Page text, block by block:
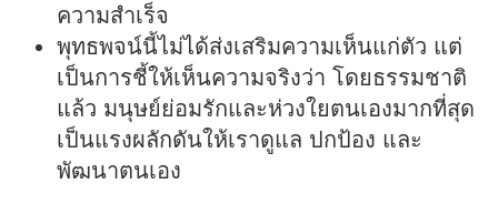
ความสำเร็จ
พุทธพจน์นี้ไม่ได้ส่งเสริมความเห็นแก่ตัว แต่
เป็นการชี้ให้เห็นความจริงว่า โดยธรรมชาติ
แล้ว มนุษย์ย่อมรักและห่วงใยตนเองมากที่สุด
เป็นแรงผลักดันให้เราดูแล ปกป้อง และ
พัฒนาตนเอง